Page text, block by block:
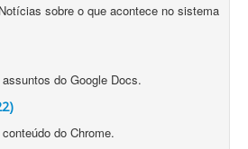
sobre o que acontece no sistema
do Google Docs.
do Chrome.